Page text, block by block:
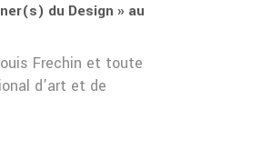
du Design » au
Frechin et toute
d’art et de